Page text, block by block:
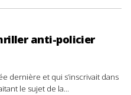
anti-policier
dernière et qui s’inscrivait dans
le sujet de la...